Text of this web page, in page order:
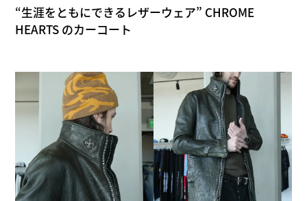
“生涯をともにできるレザーウェア” CHROME
HEARTS のカーコート